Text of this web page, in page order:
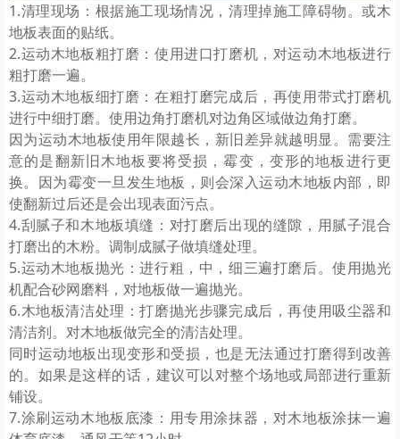
1.清理现场：根据施工现场情况，清理掉施工障碍物。或木
地板表面的贴纸。
2.运动木地板粗打磨：使用进口打磨机，对运动木地板进行
粗打磨一遍。
3.运动木地板细打磨：在粗打磨完成后，再使用带式打磨机
进行中细打磨。使用边角打磨机对边角区域做边角打磨。
因为运动木地板使用年限越长，新旧差异就越明显。需要注
意的是翻新旧木地板要将受损，霉变，变形的地板进行更
换。因为霉变一旦发生地板，则会深入运动木地板内部，即
使翻新过后还是会出现表面污点。
4.刮腻子和木地板填缝：对打磨后出现的缝隙，用腻子混合
打磨出的木粉。调制成腻子做填缝处理。
5.运动木地板抛光：进行粗，中，细三遍打磨后。使用抛光
机配合砂网磨料，对地板做一遍抛光。
6.木地板清洁处理：打磨抛光步骤完成后，再使用吸尘器和
清洁剂。对木地板做完全的清洁处理。
同时运动地板出现变形和受损，也是无法通过打磨得到改善
的。如果是这样的话，建议可以对整个场地或局部进行重新
铺设。
7.涂刷运动木地板底漆：用专用涂抹器，对木地板涂抹一遍